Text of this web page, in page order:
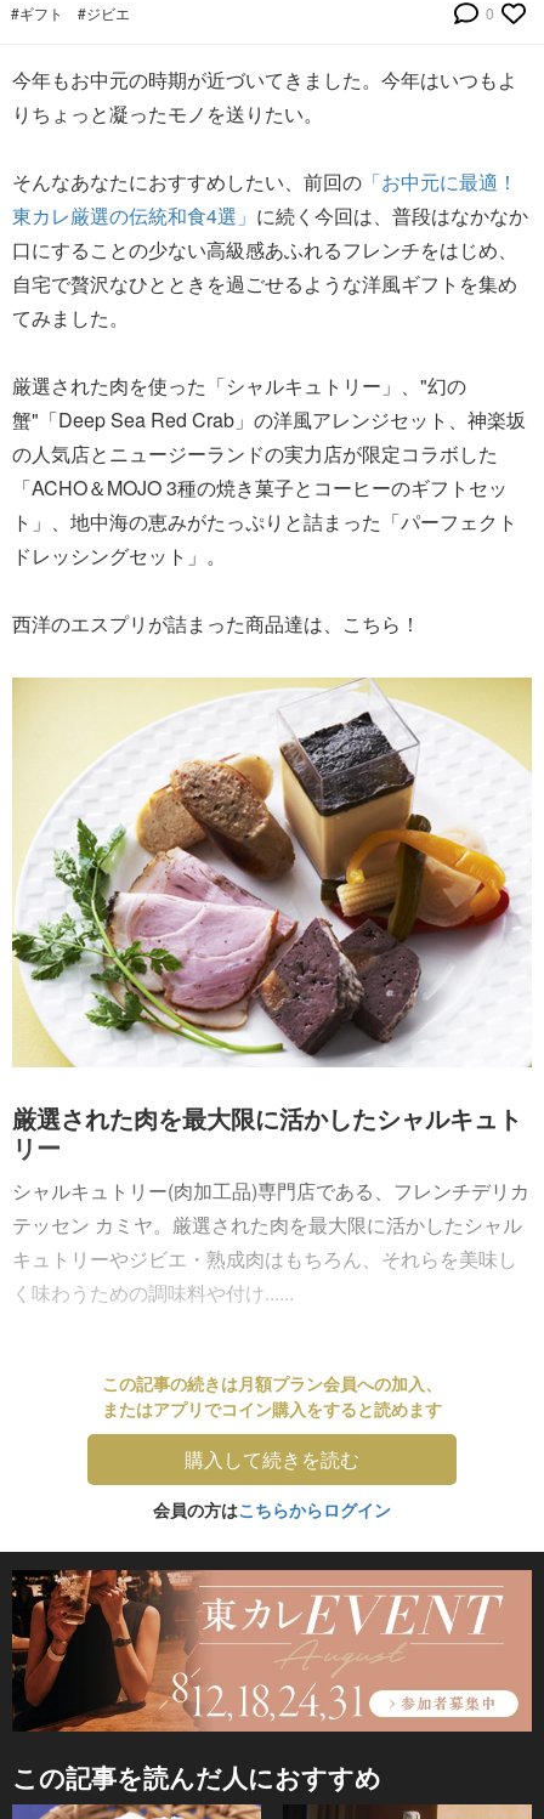
#ギフト #ジビエ 0
今年もお中元の時期が近づいてきました。今年はいつもよ
りちょっと凝ったモノを送りたい。
そんなあなたにおすすめしたい、前回の 「お中元に最適！
東カレ厳選の伝統和食4選」 に続く今回は、普段はなかなか
口にすることの少ない高級感あふれるフレンチをはじめ、
自宅で贅沢なひとときを過ごせるような洋風ギフトを集め
てみました。
厳選された肉を使った「シャルキュトリー」、"幻の
蟹"「Deep Sea Red Crab」の洋風アレンジセット、神楽坂
の人気店とニュージーランドの実力店が限定コラボした
「ACHO＆MOJO 3種の焼き菓子とコーヒーのギフトセッ
ト」、地中海の恵みがたっぷりと詰まった「パーフェクト
ドレッシングセット」。
西洋のエスプリが詰まった商品達は、こちら！
厳選された肉を最大限に活かしたシャルキュト
リー
シャルキュトリー(肉加工品)専門店である、フレンチデリカ
テッセン カミヤ。厳選された肉を最大限に活かしたシャル
キュトリーやジビエ・熟成肉はもちろん、それらを美味し
く味わうための調味料や付け......
この記事の続きは月額プラン会員への加入、
またはアプリでコイン購入をすると読めます
購入して続きを読む
会員の方はこちらからログイン
この記事を読んだ人におすすめ